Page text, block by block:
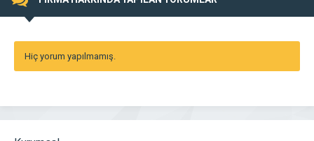
Hiç yorum yapılmamış.